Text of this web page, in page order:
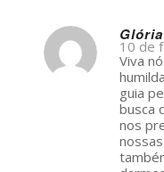
s
ays:
10 de
Viva
guia
busca
nos